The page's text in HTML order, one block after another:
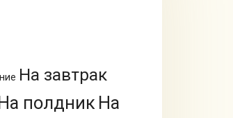
На завтрак
На полдник На